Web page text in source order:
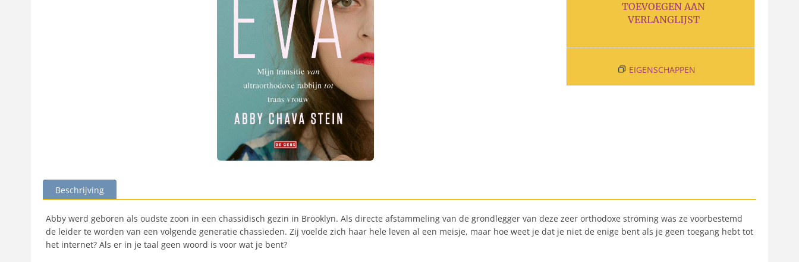
TOEVOEGEN AAN
VERLANGLIJST
EIGENSCHAPPEN
Beschrijving
Abby werd geboren als oudste zoon in een chassidisch gezin in Brooklyn. Als directe afstammeling van de grondlegger van deze zeer orthodoxe stroming was ze voorbestemd
de leider te worden van een volgende generatie chassieden. Zij voelde zich haar hele leven al een meisje, maar hoe weet je dat je niet de enige bent als je geen toegang hebt tot
het internet? Als er in je taal geen woord is voor wat je bent?